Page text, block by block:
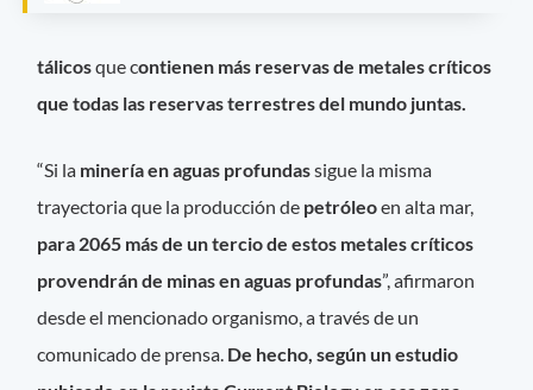
tálicosque contienen más reservas de metales críticos
que todas las reservas terrestres del mundo juntas.
“Si la minería en aguas profundassigue la misma
trayectoria que la producción de petróleoen alta mar,
para 2065 más de un tercio de estos metales críticos
provendrán de minas en aguas profundas”, afirmaron
desde el mencionado organismo, a través de un
comunicado de prensa. De hecho, según un estudio